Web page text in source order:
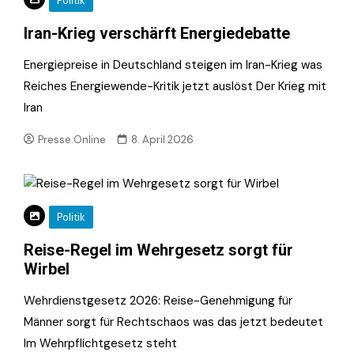
Iran-Krieg verschärft Energiedebatte
Energiepreise in Deutschland steigen im Iran-Krieg was
Reiches Energiewende-Kritik jetzt auslöst Der Krieg mit
Iran
Presse.Online 8. April 2026
Politik
Reise-Regel im Wehrgesetz sorgt für
Wirbel
Wehrdienstgesetz 2026: Reise-Genehmigung für
Männer sorgt für Rechtschaos was das jetzt bedeutet
Im Wehrpflichtgesetz steht